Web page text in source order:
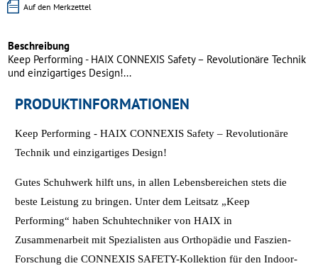
Auf den Merkzettel
Beschreibung
Keep Performing - HAIX CONNEXIS Safety – Revolutionäre Technik
und einzigartiges Design!...
PRODUKTINFORMATIONEN
Keep Performing - HAIX CONNEXIS Safety – Revolutionäre
Technik und einzigartiges Design!
Gutes Schuhwerk hilft uns, in allen Lebensbereichen stets die
beste Leistung zu bringen. Unter dem Leitsatz „Keep
Performing“ haben Schuhtechniker von HAIX in
Zusammenarbeit mit Spezialisten aus Orthopädie und Faszien-
Forschung die CONNEXIS SAFETY-Kollektion für den Indoor-